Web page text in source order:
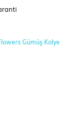
Gümüş Kolye